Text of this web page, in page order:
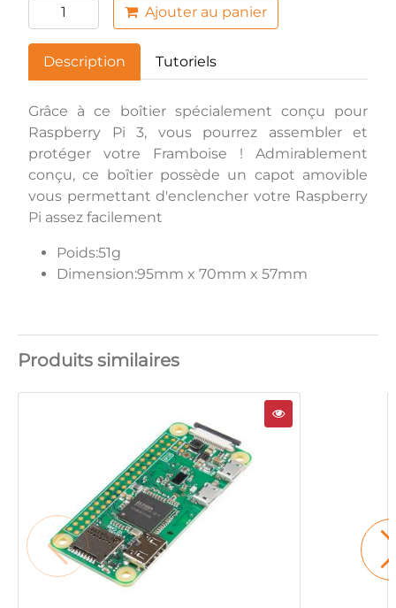
Ajouter au panier
Description Tutoriels
Grâce à ce boîtier spécialement conçu pour
Raspberry Pi 3, vous pourrez assembler et
protéger votre Framboise ! Admirablement
conçu, ce boîtier possède un capot amovible
vous permettant d'enclencher votre Raspberry
Pi assez facilement
Poids:51g
Dimension:95mm x 70mm x 57mm
Produits similaires